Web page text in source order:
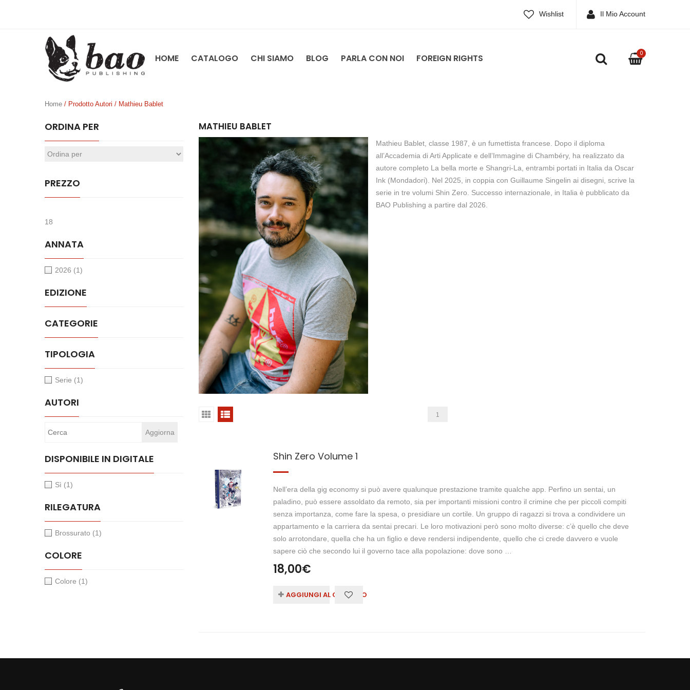
Wishlist Il Mio Account
HOME CATALOGO CHI SIAMO BLOG PARLA CON NOI FOREIGN RIGHTS 0
Home / Prodotto Autori / Mathieu Bablet
ORDINA PER
PREZZO
18
ANNATA
2026 (1)
EDIZIONE
CATEGORIE
TIPOLOGIA
Serie (1)
AUTORI
DISPONIBILE IN DIGITALE
Sì (1)
RILEGATURA
Brossurato (1)
COLORE
Colore (1)
MATHIEU BABLET
Mathieu Bablet, classe 1987, è un fumettista francese. Dopo il diploma
all’Accademia di Arti Applicate e dell’Immagine di Chambéry, ha realizzato da
autore completo La bella morte e Shangri-La, entrambi portati in Italia da Oscar
Ink (Mondadori). Nel 2025, in coppia con Guillaume Singelin ai disegni, scrive la
serie in tre volumi Shin Zero. Successo internazionale, in Italia è pubblicato da
BAO Publishing a partire dal 2026.
1
Shin Zero Volume 1
Nell’era della gig economy si può avere qualunque prestazione tramite qualche app. Perfino un sentai, un
paladino, può essere assoldato da remoto, sia per importanti missioni contro il crimine che per piccoli compiti
senza importanza, come fare la spesa, o presidiare un cortile. Un gruppo di ragazzi si trova a condividere un
appartamento e la carriera da sentai precari. Le loro motivazioni però sono molto diverse: c’è quello che deve
solo arrotondare, quella che ha un figlio e deve rendersi indipendente, quello che ci crede davvero e vuole
sapere ciò che secondo lui il governo tace alla popolazione: dove sono …
18,00€
AGGIUNGI AL CARRELLO